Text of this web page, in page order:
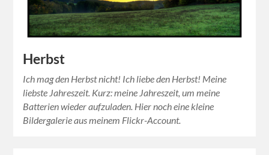
Herbst
Ich mag den Herbst nicht! Ich liebe den Herbst! Meine
liebste Jahreszeit. Kurz: meine Jahreszeit, um meine
Batterien wieder aufzuladen. Hier noch eine kleine
Bildergalerie aus meinem Flickr-Account.